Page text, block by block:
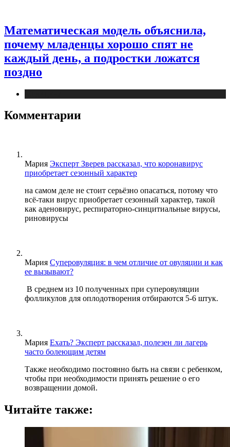
Математическая модель объяснила,
почему младенцы хорошо спят не
каждый день, а подростки ложатся
поздно
Комментарии
Мария Эксперт Зверев рассказал, что коронавирус
приобретает сезонный характер
на самом деле не стоит серьёзно опасаться, потому что
всё-таки вирус приобретает сезонный характер, такой
как аденовирус, респираторно-синцитиальные вирусы,
риновирусы
Мария Суперовуляция: в чем отличие от овуляции и как
ее вызывают?
В среднем из 10 полученных при суперовуляции
фолликулов для оплодотворения отбираются 5-6 штук.
Мария Ехать? Эксперт рассказал, полезен ли лагерь
часто болеющим детям
Также необходимо постоянно быть на связи с ребенком,
чтобы при необходимости принять решение о его
возвращении домой.
Читайте также: